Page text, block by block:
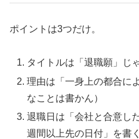
ポイントは3つだけ。
タイトルは「退職願」じ
理由は「一身上の都合に
なことは書かん）
退職日は「会社と合意し
週間以上先の日付」を書く